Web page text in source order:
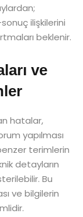
ilişkilerini
beklenir.
ve
hatalar,
yapılması
terimlerin
detayların
Bu
ve bilgilerin